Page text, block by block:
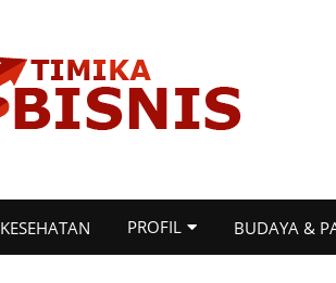
KESEHATAN PROFIL BUDAYA &